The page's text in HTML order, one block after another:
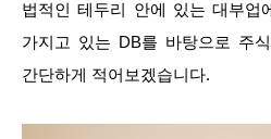
법적인 테두리 안에 있는 대부업
가지고 있는 DB를 바탕으로 주
간단하게 적어보겠습니다.